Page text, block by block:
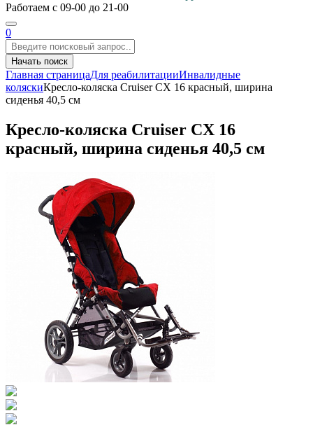
Работаем с 09-00 до 21-00
0
Начать поиск
Главная страницаДля реабилитацииИнвалидные
коляскиКресло-коляска Cruiser CX 16 красный, ширина
сиденья 40,5 см
Кресло-коляска Cruiser CX 16
красный, ширина сиденья 40,5 см